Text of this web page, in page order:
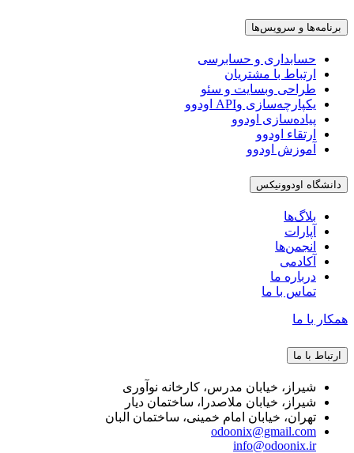
برنامه‌ها و سرویس‌ها
حسابداری و حسابرسی
ارتباط با مشتریان
طراحی وبسایت و سئو
یکپارچه‌سازی وAPI اودوو
پیاده‌سازی اودوو
ارتقاء اودوو
آموزش اودوو
دانشگاه اودوونیکس
بلاگ‌ها
آپارات
انجمن‌ها
آکادمی
درباره ما
تماس با ما
همکار با ما
ارتباط با ما
شیراز، خیابان مدرس، کارخانه نوآوری
شیراز، خیابان ملاصدرا، ساختمان دیار
تهران، خیابان امام خمینی، ساختمان البان
odoonix@gmail.com
info@odoonix.ir